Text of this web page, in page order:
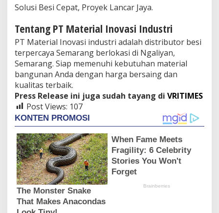
Solusi Besi Cepat, Proyek Lancar Jaya.
Tentang PT Material Inovasi Industri
PT Material Inovasi industri adalah distributor besi
terpercaya Semarang berlokasi di Ngaliyan,
Semarang. Siap memenuhi kebutuhan material
bangunan Anda dengan harga bersaing dan
kualitas terbaik.
Press Release ini juga sudah tayang di VRITIMES
Post Views: 107